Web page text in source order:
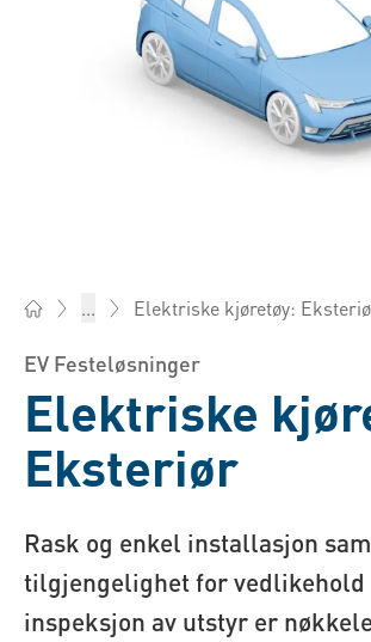
... Elektriske kjøretøy:
EV Festeløsninger
Elektriske
Eksteriør
Rask og enkel installasjon
tilgjengelighet for vedlikehold
inspeksjon av utstyr er